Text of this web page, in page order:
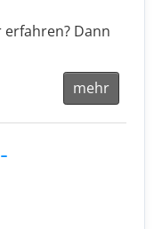
Dann
mehr